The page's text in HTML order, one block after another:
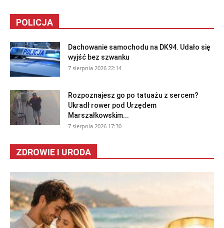
POLICJA
Dachowanie samochodu na DK94. Udało się
wyjść bez szwanku
7 sierpnia 2026 22:14
Rozpoznajesz go po tatuażu z sercem?
Ukradł rower pod Urzędem
Marszałkowskim...
7 sierpnia 2026 17:30
ZDROWIE I URODA